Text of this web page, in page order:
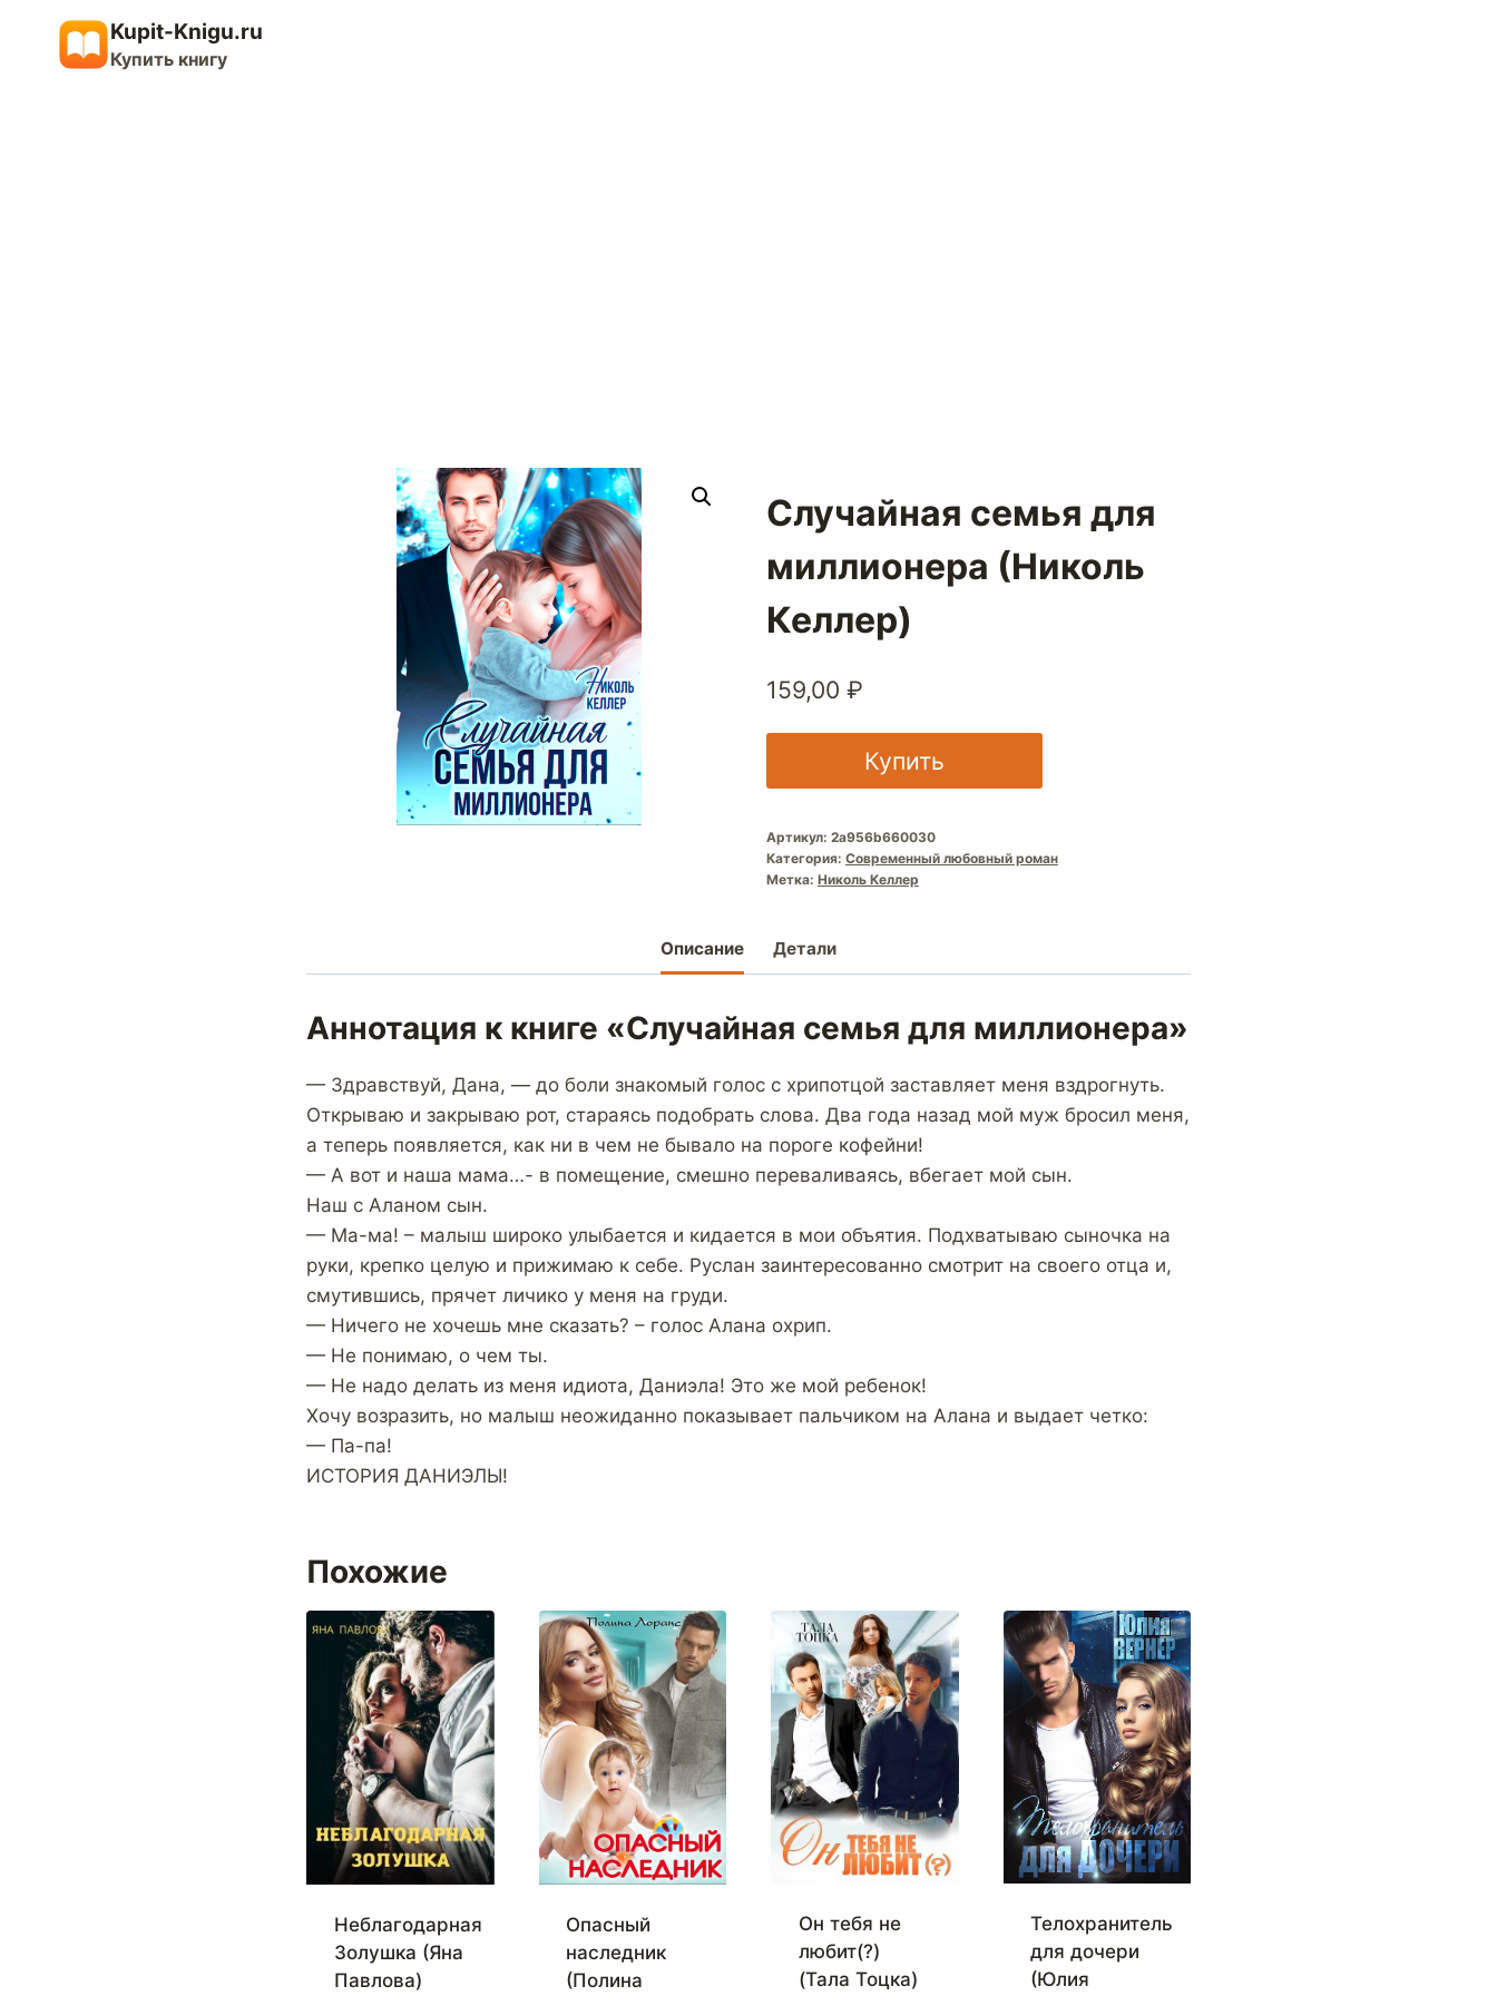
содержимому
Kupit-Knigu.ru
Купить книгу
Случайная семья для
миллионера (Николь
Келлер)
159,00 ₽
Купить
Артикул: 2a956b660030
Категория: Современный любовный роман
Метка: Николь Келлер
Описание Детали
Аннотация к книге «Случайная семья для миллионера»
— Здравствуй, Дана, — до боли знакомый голос с хрипотцой заставляет меня вздрогнуть.
Открываю и закрываю рот, стараясь подобрать слова. Два года назад мой муж бросил меня,
а теперь появляется, как ни в чем не бывало на пороге кофейни!
— А вот и наша мама…- в помещение, смешно переваливаясь, вбегает мой сын.
Наш с Аланом сын.
— Ма-ма! – малыш широко улыбается и кидается в мои объятия. Подхватываю сыночка на
руки, крепко целую и прижимаю к себе. Руслан заинтересованно смотрит на своего отца и,
смутившись, прячет личико у меня на груди.
— Ничего не хочешь мне сказать? – голос Алана охрип.
— Не понимаю, о чем ты.
— Не надо делать из меня идиота, Даниэла! Это же мой ребенок!
Хочу возразить, но малыш неожиданно показывает пальчиком на Алана и выдает четко:
— Па-па!
ИСТОРИЯ ДАНИЭЛЫ!
Похожие
Неблагодарная
Золушка (Яна
Павлова)
Опасный
наследник
(Полина
Он тебя не
любит(?)
(Тала Тоцка)
Телохранитель
для дочери
(Юлия